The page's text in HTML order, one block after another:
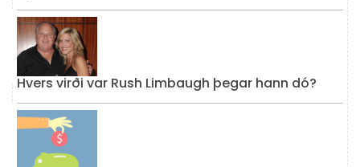
Hvers virði var Rush Limbaugh þegar hann dó?